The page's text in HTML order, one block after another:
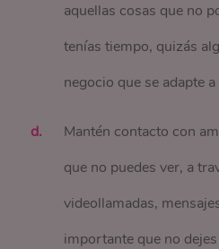
aquellas cosas que no
tenías tiempo, quizás
negocio que se adapte
Mantén contacto con
que no puedes ver, a
videollamadas,
importante que no